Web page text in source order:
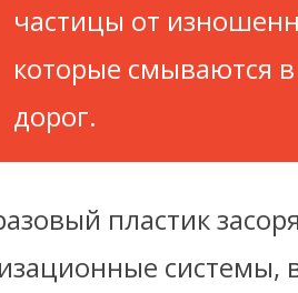
частицы от
которые смываются
дорог.
пластик